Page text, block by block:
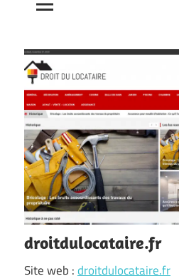
droitdulocataire.fr
Site web :droitdulocataire.fr